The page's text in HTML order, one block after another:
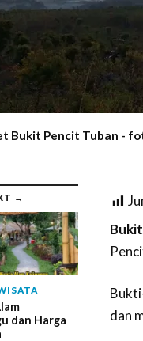
Bukit Pencit Tuban -
→
dan Harga
dan